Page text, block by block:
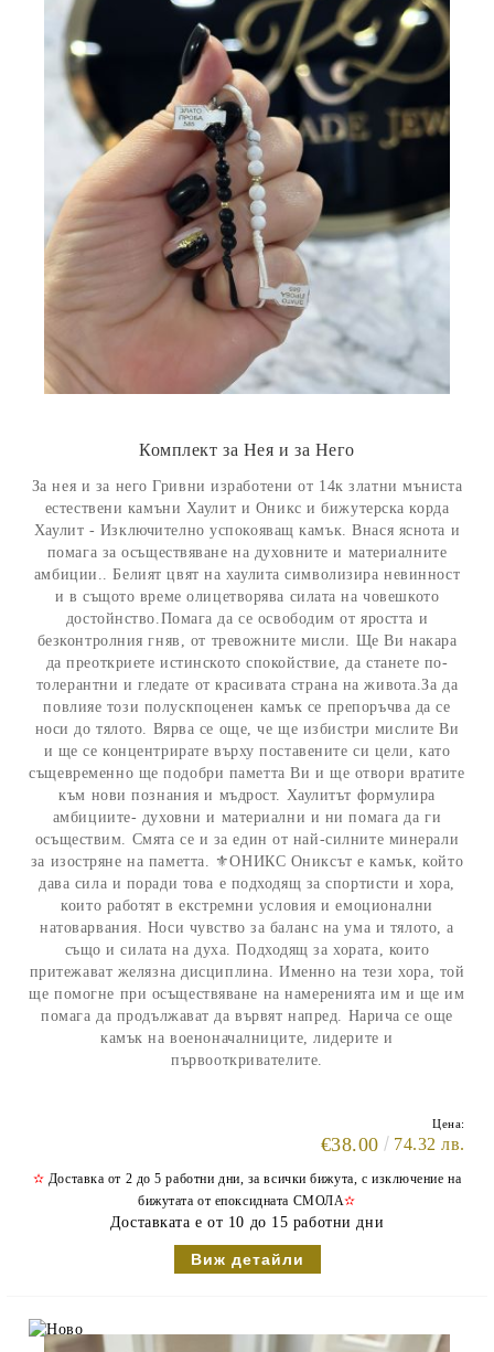
Комплект за Нея и за Него
За нея и за него Гривни изработени от 14к златни мъниста
естествени камъни Хаулит и Оникс и бижутерска корда
Хаулит - Изключително успокояващ камък. Внася яснота и
помага за осъществяване на духовните и материалните
амбиции.. Белият цвят на хаулита символизира невинност
и в същото време олицетворява силата на човешкото
достойнство.Помага да се освободим от яростта и
безконтролния гняв, от тревожните мисли. Ще Ви накара
да преоткриете истинското спокойствие, да станете по-
толерантни и гледате от красивата страна на живота.За да
повлияе този полускпоценен камък се препоръчва да се
носи до тялото. Вярва се още, че ще избистри мислите Ви
и ще се концентрирате върху поставените си цели, като
същевременно ще подобри паметта Ви и ще отвори вратите
към нови познания и мъдрост. Хаулитът формулира
амбициите- духовни и материални и ни помага да ги
осъществим. Смята се и за един от най-силните минерали
за изостряне на паметта. ⚜️ОНИКС Ониксът е камък, който
дава сила и поради това е подходящ за спортисти и хора,
които работят в екстремни условия и емоционални
натоварвания. Носи чувство за баланс на ума и тялото, а
също и силата на духа. Подходящ за хората, които
притежават желязна дисциплина. Именно на тези хора, той
ще помогне при осъществяване на намеренията им и ще им
помага да продължават да вървят напред. Нарича се още
камък на военоначалниците, лидерите и
първооткривателите.
Цена:
€38.00 74.32 лв.
✫ Доставка от 2 до 5 работни дни, за всички бижута, с изключение на
бижутата от епоксидната СМОЛА✫
Доставката е от 10 до 15 работни дни
Виж детайли